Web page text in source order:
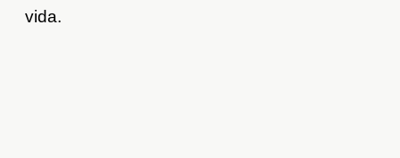
vida.